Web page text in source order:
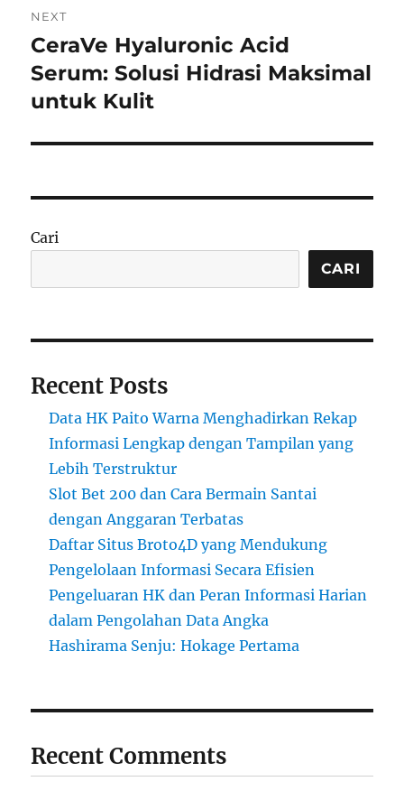
NEXT
Next
post:
CeraVe Hyaluronic Acid
Serum: Solusi Hidrasi Maksimal
untuk Kulit
Cari
CARI
Recent Posts
Data HK Paito Warna Menghadirkan Rekap
Informasi Lengkap dengan Tampilan yang
Lebih Terstruktur
Slot Bet 200 dan Cara Bermain Santai
dengan Anggaran Terbatas
Daftar Situs Broto4D yang Mendukung
Pengelolaan Informasi Secara Efisien
Pengeluaran HK dan Peran Informasi Harian
dalam Pengolahan Data Angka
Hashirama Senju: Hokage Pertama
Recent Comments